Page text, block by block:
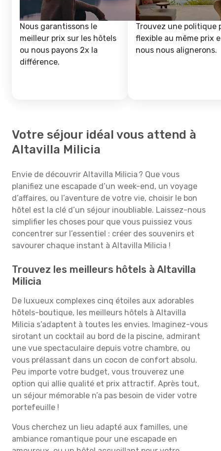
Nous garantissons le
meilleur prix sur les hôtels
ou nous payons 2x la
différence.
Trouvez une politique
flexible au même prix
nous nous alignerons.
Votre séjour idéal vous attend à
Altavilla Milicia
Envie de découvrir Altavilla Milicia ? Que vous
planifiez une escapade d’un week-end, un voyage
d’affaires, ou l’aventure de votre vie, choisir le bon
hôtel est la clé d’un séjour inoubliable. Laissez-nous
simplifier les choses pour que vous puissiez vous
concentrer sur l’essentiel : créer des souvenirs et
savourer chaque instant à Altavilla Milicia !
Trouvez les meilleurs hôtels à Altavilla
Milicia
De luxueux complexes cinq étoiles aux adorables
hôtels-boutique, les meilleurs hôtels à Altavilla
Milicia s’adaptent à toutes les envies. Imaginez-vous
sirotant un cocktail au bord de la piscine, admirant
une vue spectaculaire depuis votre chambre, ou
vous prélassant dans un cocon de confort absolu.
Peu importe votre budget, vous trouverez une
option qui allie qualité et prix attractif. Après tout,
un séjour mémorable n’a pas besoin de vider votre
portefeuille !
Vous cherchez un lieu adapté aux familles, une
ambiance romantique pour une escapade en